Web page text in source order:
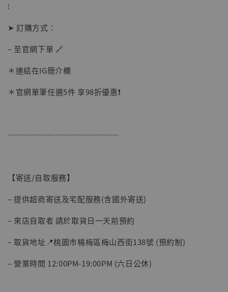
⁝
➤ 訂購方式：
– 至官網下單 🔗
＊連結在IG簡介欄
＊官網單筆任選5件 享98折優惠❗️
──────────────
【寄送/自取服務】
– 提供超商寄送及宅配服務(含國外寄送)
– 來店自取者 請於取貨日一天前預約
– 取貨地址📍桃園市楊梅區梅山西街138號 (預約制)
– 營業時間 12:00PM-19:00PM (六日公休)